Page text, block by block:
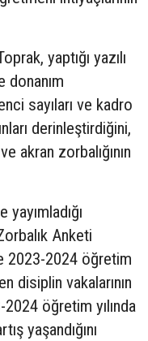
yaptığı yazılı
donanım
sayıları ve kadro
derinleştirdiğini,
akran zorbalığının
Anketi
2023-2024 öğretim
disiplin vakalarının
2024 öğretim yılında
yaşandığını